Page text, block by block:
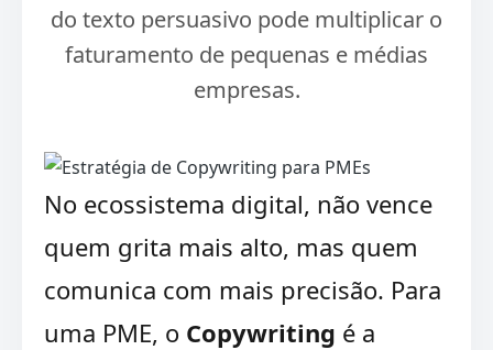
do texto persuasivo pode multiplicar o
faturamento de pequenas e médias
empresas.
No ecossistema digital, não vence
quem grita mais alto, mas quem
comunica com mais precisão. Para
uma PME, o Copywriting é a